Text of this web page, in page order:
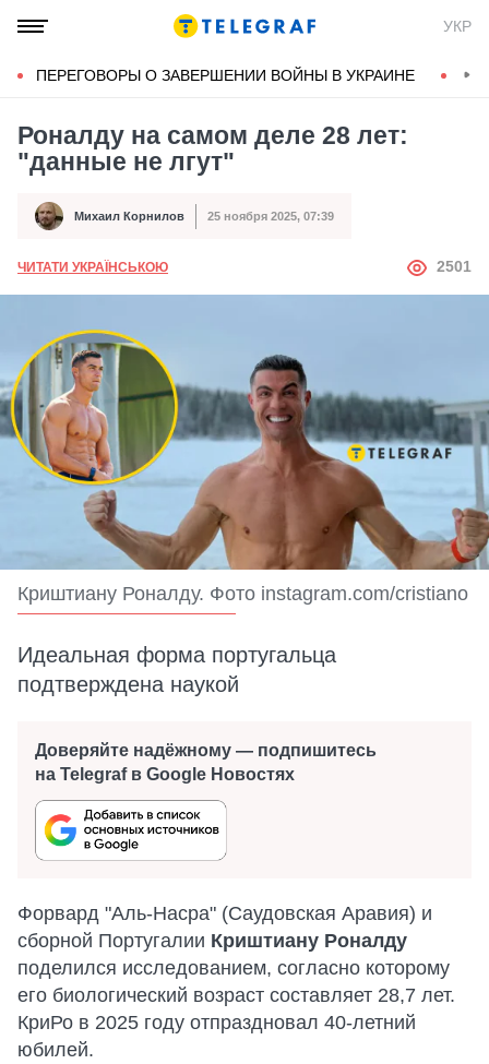
УКР
ПЕРЕГОВОРЫ О ЗАВЕРШЕНИИ ВОЙНЫ В УКРАИНЕ
Роналду на самом деле 28 лет:
"данные не лгут"
Автор Михаил Корнилов
Дата публикации 25 ноября 2025, 07:39
ЧИТАТИ УКРАЇНСЬКОЮ АВТОР
2501
Криштиану Роналду. Фото instagram.com/cristiano
Идеальная форма португальца
подтверждена наукой
Доверяйте надёжному — подпишитесь
на Telegraf в Google Новостях
Форвард "Аль-Насра" (Саудовская Аравия) и
сборной Португалии Криштиану Роналду
поделился исследованием, согласно которому
его биологический возраст составляет 28,7 лет.
КриРо в 2025 году отпраздновал 40-летний
юбилей.